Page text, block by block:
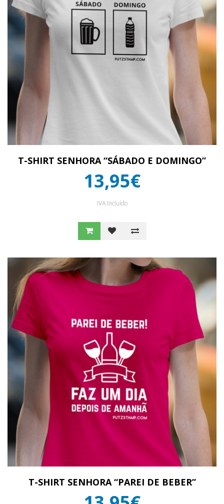
T-SHIRT SENHORA “SÁBADO E DOMINGO”
13,95€
IVA Incluído
T-SHIRT SENHORA “PAREI DE BEBER”